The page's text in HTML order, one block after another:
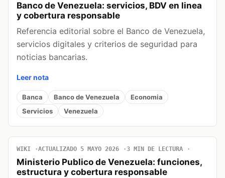
Banco de Venezuela: servicios, BDV en linea
y cobertura responsable
Referencia editorial sobre el Banco de Venezuela,
servicios digitales y criterios de seguridad para
noticias bancarias.
Leer nota
Banca Banco de Venezuela
Economia
Servicios
Venezuela
WIKI ACTUALIZADO 5 MAYO 2026 3 MIN DE LECTURA
Ministerio Publico de Venezuela: funciones,
estructura y cobertura responsable